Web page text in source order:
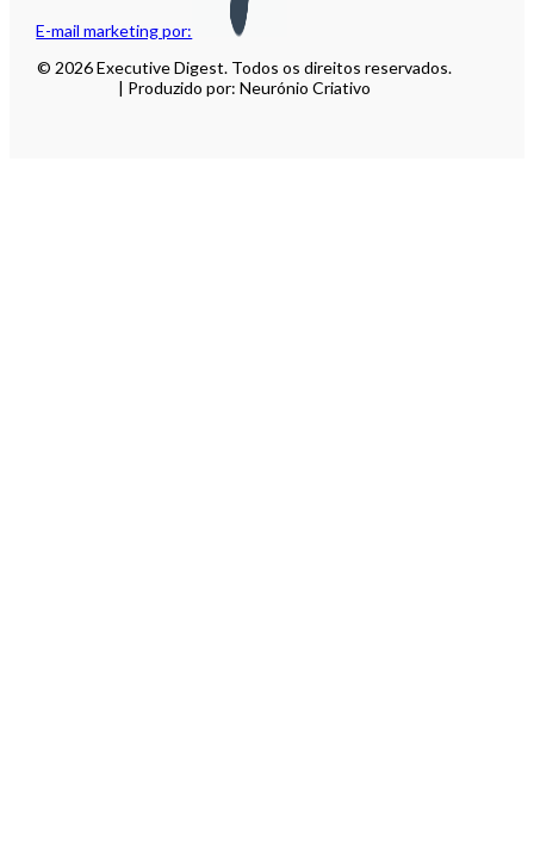
E-mail marketing por:
© 2026 Executive Digest. Todos os direitos reservados.
| Produzido por: Neurónio Criativo